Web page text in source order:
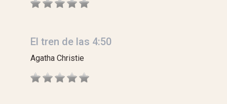
El tren de las 4:50
Agatha Christie